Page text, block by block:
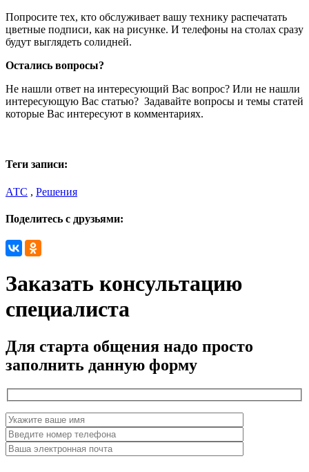
Попросите тех, кто обслуживает вашу технику распечатать
цветные подписи, как на рисунке. И телефоны на столах сразу
будут выглядеть солидней.
Остались вопросы?
Не нашли ответ на интересующий Вас вопрос? Или не нашли
интересующую Вас статью? Задавайте вопросы и темы статей
которые Вас интересуют в комментариях.
Теги записи:
АТС , Решения
Поделитесь с друзьями:
Заказать консультацию
специалиста
Для старта общения надо просто
заполнить данную форму